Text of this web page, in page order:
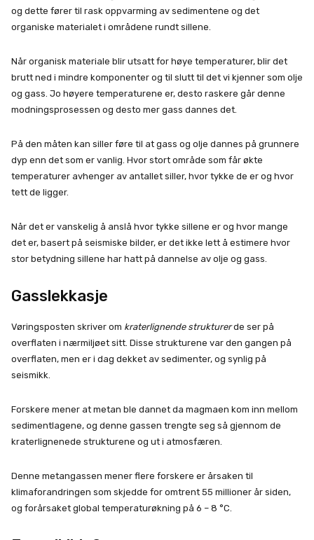
og dette fører til rask oppvarming av sedimentene og det
organiske materialet i områdene rundt sillene.
Når organisk materiale blir utsatt for høye temperaturer, blir det
brutt ned i mindre komponenter og til slutt til det vi kjenner som olje
og gass. Jo høyere temperaturene er, desto raskere går denne
modningsprosessen og desto mer gass dannes det.
På den måten kan siller føre til at gass og olje dannes på grunnere
dyp enn det som er vanlig. Hvor stort område som får økte
temperaturer avhenger av antallet siller, hvor tykke de er og hvor
tett de ligger.
Når det er vanskelig å anslå hvor tykke sillene er og hvor mange
det er, basert på seismiske bilder, er det ikke lett å estimere hvor
stor betydning sillene har hatt på dannelse av olje og gass.
Gasslekkasje
Vøringsposten skriver om kraterlignende strukturerde ser på
overflaten i nærmiljøet sitt. Disse strukturene var den gangen på
overflaten, men er i dag dekket av sedimenter, og synlig på
seismikk.
Forskere mener at metan ble dannet da magmaen kom inn mellom
sedimentlagene, og denne gassen trengte seg så gjennom de
kraterlignenede strukturene og ut i atmosfæren.
Denne metangassen mener flere forskere er årsaken til
klimaforandringen som skjedde for omtrent 55 millioner år siden,
og forårsaket global temperaturøkning på 6 – 8 °C.